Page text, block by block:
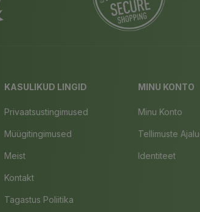
KASULIKUD LINGID
Privaatsustingimused
Müügitingimused
Meist
Kontakt
Tagastus Poliitika
MINU KONTO
Minu Konto
Tellimuste
Identiteet